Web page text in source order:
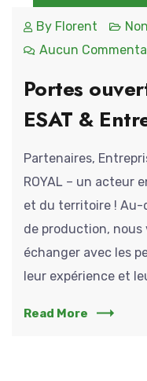
By Florent
Aucun
Portes
ESAT &
Partenaires,
ROYAL – un acteur
et du territoire ! Au-
de production,
échanger avec les
leur expérience et
Read More